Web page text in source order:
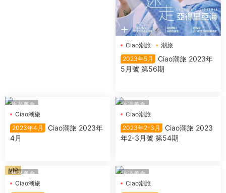
Ciao潮旅
潮旅
2023年5月
Ciao潮旅 2023年
5月號 第56期
旅遊美食
Ciao潮旅
2023年4月
Ciao潮旅 2023年
4月
旅遊美食
Ciao潮旅
2023年2-3月
Ciao潮旅 2023
年2-3月號 第54期
旅遊美食
Ciao潮旅
VIP
旅遊美食
Ciao潮旅